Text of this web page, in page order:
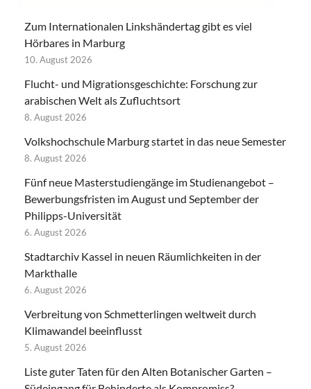
Zum Internationalen Linkshändertag gibt es viel
Hörbares in Marburg
10. August 2026
Flucht- und Migrationsgeschichte: Forschung zur
arabischen Welt als Zufluchtsort
8. August 2026
Volkshochschule Marburg startet in das neue Semester
8. August 2026
Fünf neue Masterstudiengänge im Studienangebot –
Bewerbungsfristen im August und September der
Philipps-Universität
6. August 2026
Stadtarchiv Kassel in neuen Räumlichkeiten in der
Markthalle
6. August 2026
Verbreitung von Schmetterlingen weltweit durch
Klimawandel beeinflusst
5. August 2026
Liste guter Taten für den Alten Botanischer Garten –